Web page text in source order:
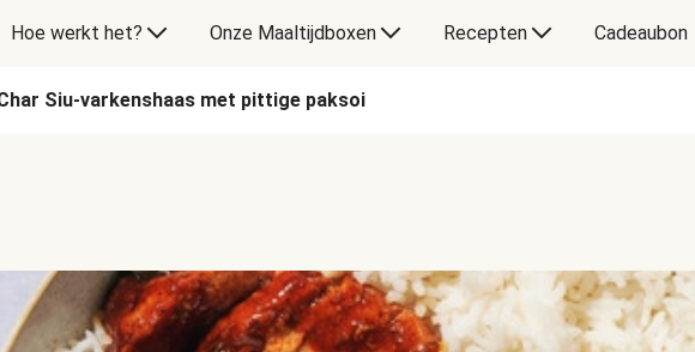
Hoe werkt het? Onze Maaltijdboxen Recepten Cadeaubon
Siu-varkenshaas met pittige paksoi